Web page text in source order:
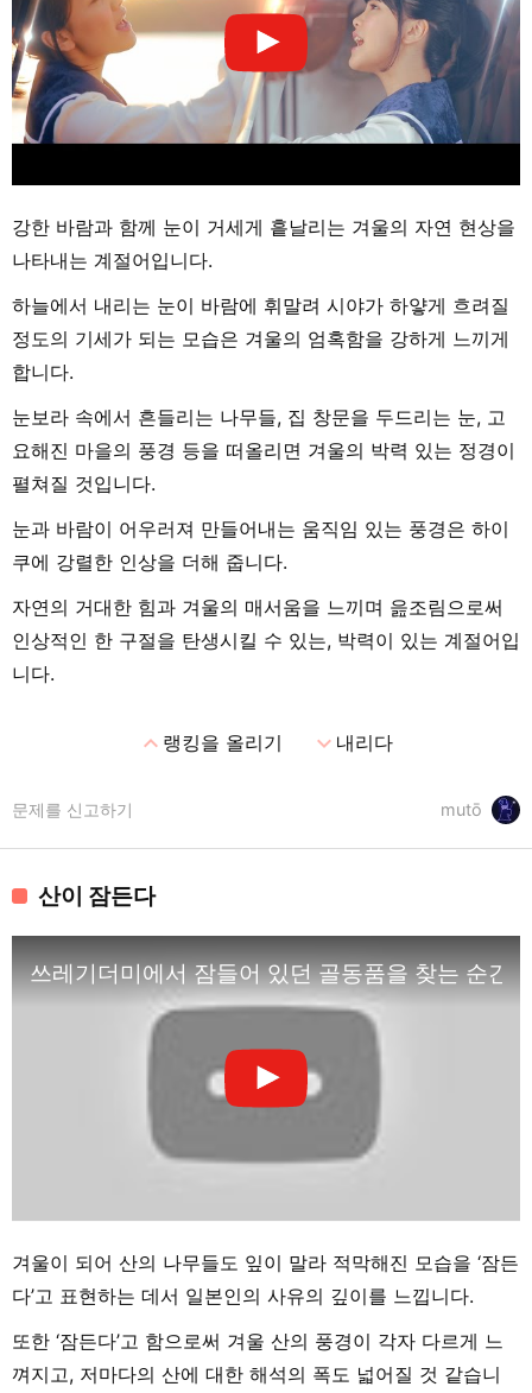
강한 바람과 함께 눈이 거세게 흩날리는 겨울의 자연 현상을
나타내는 계절어입니다.
하늘에서 내리는 눈이 바람에 휘말려 시야가 하얗게 흐려질
정도의 기세가 되는 모습은 겨울의 엄혹함을 강하게 느끼게
합니다.
눈보라 속에서 흔들리는 나무들, 집 창문을 두드리는 눈, 고
요해진 마을의 풍경 등을 떠올리면 겨울의 박력 있는 정경이
펼쳐질 것입니다.
눈과 바람이 어우러져 만들어내는 움직임 있는 풍경은 하이
쿠에 강렬한 인상을 더해 줍니다.
자연의 거대한 힘과 겨울의 매서움을 느끼며 읊조림으로써
인상적인 한 구절을 탄생시킬 수 있는, 박력이 있는 계절어입
니다.
expand_less랭킹을 올리기 expand_more내리다
mutō
문제를 신고하기
산이 잠든다
쓰레기더미에서 잠들어 있던 골동품을 찾는 순간
겨울이 되어 산의 나무들도 잎이 말라 적막해진 모습을 ‘잠든
다’고 표현하는 데서 일본인의 사유의 깊이를 느낍니다.
또한 ‘잠든다’고 함으로써 겨울 산의 풍경이 각자 다르게 느
껴지고, 저마다의 산에 대한 해석의 폭도 넓어질 것 같습니